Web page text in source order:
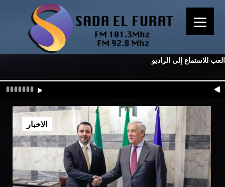
العب للاستماع إلى الراديو
الاخبار